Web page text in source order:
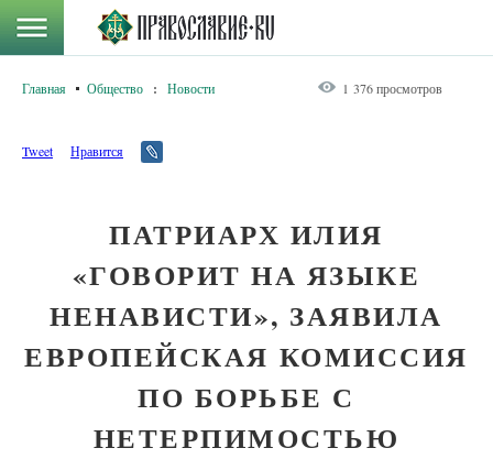
Главная Общество : Новости 1 376 просмотров
Tweet Нравится
ПАТРИАРХ ИЛИЯ
«ГОВОРИТ НА ЯЗЫКЕ
НЕНАВИСТИ», ЗАЯВИЛА
ЕВРОПЕЙСКАЯ КОМИССИЯ
ПО БОРЬБЕ С
НЕТЕРПИМОСТЬЮ